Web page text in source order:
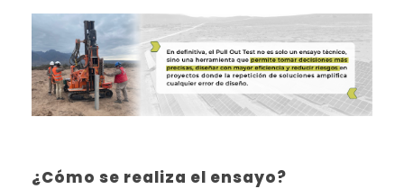
¿Cómo se realiza el ensayo?